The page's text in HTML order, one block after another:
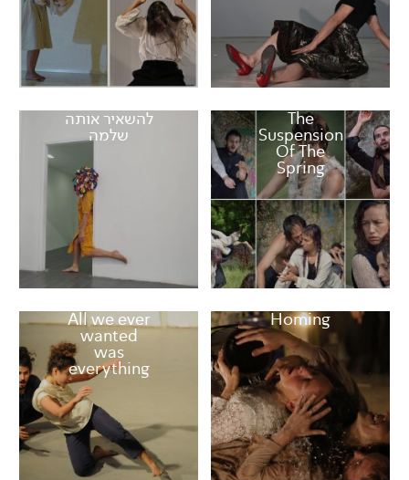
The
Suspension
Of The
Spring
להשאיר אותה
שלמה
Homing
All we ever
wanted
was
everything